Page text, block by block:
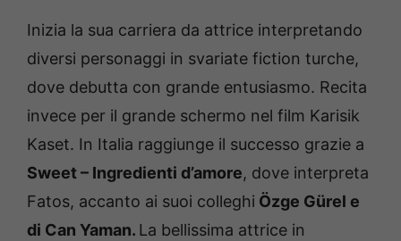
Inizia la sua carriera da attrice interpretando
diversi personaggi in svariate fiction turche,
dove debutta con grande entusiasmo. Recita
invece per il grande schermo nel film Karisik
Kaset. In Italia raggiunge il successo grazie a
Sweet – Ingredienti d’amore, dove interpreta
Fatos, accanto ai suoi colleghi Özge Gürel e
di Can Yaman. La bellissima attrice in